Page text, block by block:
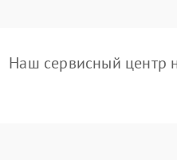
Наш сервисный центр